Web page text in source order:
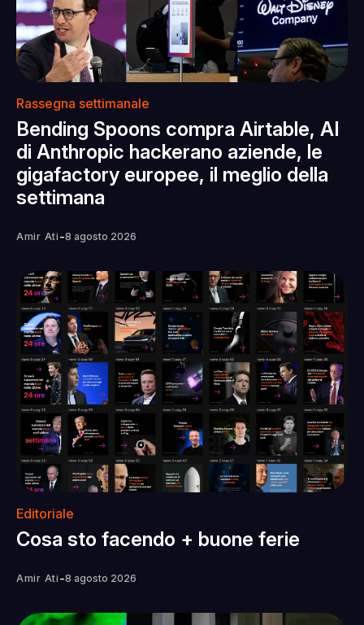
Rassegna settimanale
Bending Spoons compra Airtable, AI
di Anthropic hackerano aziende, le
gigafactory europee, il meglio della
settimana
Amir Ati -8 agosto 2026
Editoriale
Cosa sto facendo + buone ferie
Amir Ati -8 agosto 2026